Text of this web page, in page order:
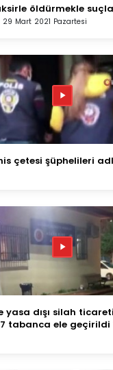
öldürmekle
29 Mart 2021 Pazartesi
çetesi şüphelileri
yasa dışı silah ticareti
tabanca ele geçirildi